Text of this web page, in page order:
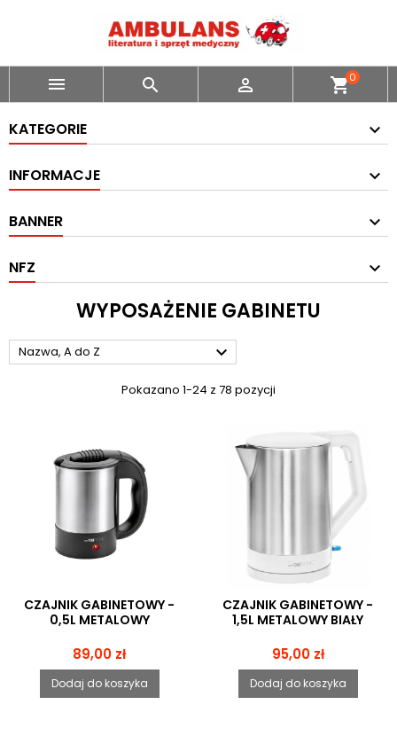
   shopping_cart0
KATEGORIE
INFORMACJE
BANNER
NFZ
WYPOSAŻENIE GABINETU
Nazwa, A do Z 
Pokazano 1-24 z 78 pozycji
CZAJNIK GABINETOWY -
0,5L METALOWY
Cena
89,00 zł
Dodaj do koszyka
CZAJNIK GABINETOWY -
1,5L METALOWY BIAŁY
Cena
95,00 zł
Dodaj do koszyka